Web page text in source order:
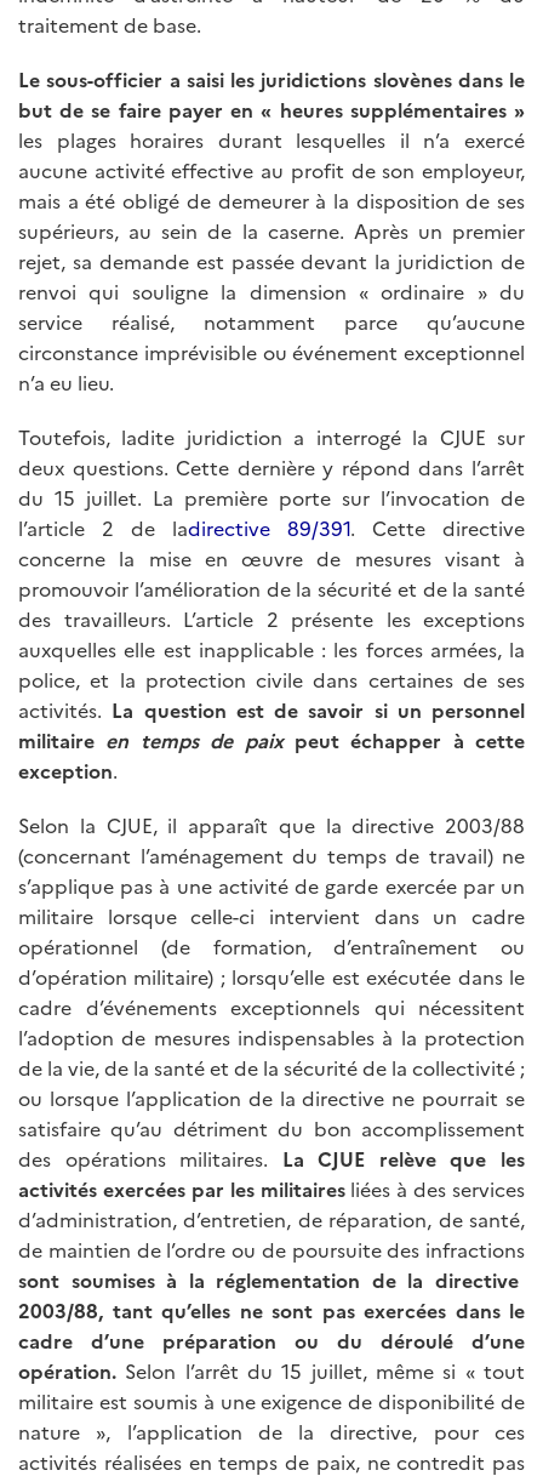
traitement de base.
Le sous-officier a saisi les juridictions slovènes dans le
but de se faire payer en « heures supplémentaires »
les plages horaires durant lesquelles il n’a exercé
aucune activité effective au profit de son employeur,
mais a été obligé de demeurer à la disposition de ses
supérieurs, au sein de la caserne. Après un premier
rejet, sa demande est passée devant la juridiction de
renvoi qui souligne la dimension « ordinaire » du
service réalisé, notamment parce qu’aucune
circonstance imprévisible ou événement exceptionnel
n’a eu lieu.
Toutefois, ladite juridiction a interrogé la CJUE sur
deux questions. Cette dernière y répond dans l’arrêt
du 15 juillet. La première porte sur l’invocation de
l’article 2 de ladirective 89/391. Cette directive
concerne la mise en œuvre de mesures visant à
promouvoir l’amélioration de la sécurité et de la santé
des travailleurs. L’article 2 présente les exceptions
auxquelles elle est inapplicable : les forces armées, la
police, et la protection civile dans certaines de ses
activités. La question est de savoir si un personnel
militaire en temps de paixpeut échapper à cette
exception.
Selon la CJUE, il apparaît que la directive 2003/88
(concernant l’aménagement du temps de travail) ne
s’applique pas à une activité de garde exercée par un
militaire lorsque celle-ci intervient dans un cadre
opérationnel (de formation, d’entraînement ou
d’opération militaire) ; lorsqu’elle est exécutée dans le
cadre d’événements exceptionnels qui nécessitent
l’adoption de mesures indispensables à la protection
de la vie, de la santé et de la sécurité de la collectivité ;
ou lorsque l’application de la directive ne pourrait se
satisfaire qu’au détriment du bon accomplissement
des opérations militaires. La CJUE relève que les
activités exercées par les militaires liées à des services
d’administration, d’entretien, de réparation, de santé,
de maintien de l’ordre ou de poursuite des infractions
sont soumises à la réglementation de la directive
2003/88, tant qu’elles ne sont pas exercées dans le
cadre d’une préparation ou du déroulé d’une
opération. Selon l’arrêt du 15 juillet, même si « tout
militaire est soumis à une exigence de disponibilité de
nature », l’application de la directive, pour ces
activités réalisées en temps de paix, ne contredit pas